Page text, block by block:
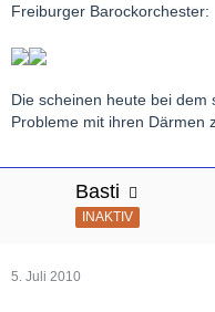
Freiburger Barockorchester:
Die scheinen heute bei dem
Probleme mit ihren Därmen
Basti
INAKTIV
5. Juli 2010